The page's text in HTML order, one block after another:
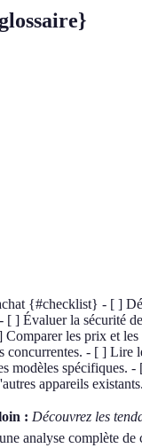
{#checklist} - [ ]
[ ] Évaluer la sécurité
les prix et les
concurrentes. - [ ] Lire
modèles spécifiques.
appareils existants.
: Découvrez les
analyse complète de